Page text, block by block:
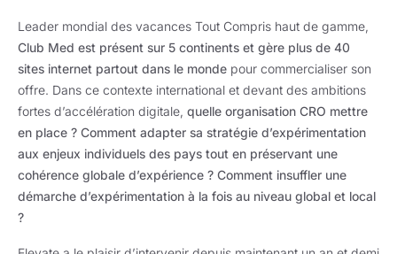
Leader mondial des vacances Tout Compris haut de gamme,
Club Med est présent sur 5 continents et gère plus de 40
sites internet partout dans le monde pour commercialiser son
offre. Dans ce contexte international et devant des ambitions
fortes d’accélération digitale, quelle organisation CRO mettre
en place ? Comment adapter sa stratégie d’expérimentation
aux enjeux individuels des pays tout en préservant une
cohérence globale d’expérience ? Comment insuffler une
démarche d’expérimentation à la fois au niveau global et local
?